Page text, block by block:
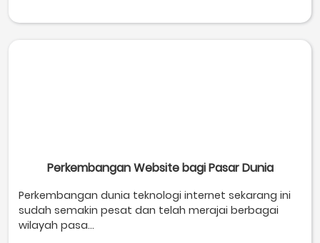
Perkembangan Website bagi Pasar Dunia
Perkembangan dunia teknologi internet sekarang ini
sudah semakin pesat dan telah merajai berbagai
wilayah pasa...